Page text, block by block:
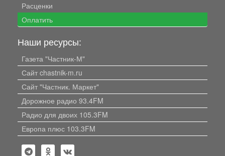
Расценки
Оплатить
Наши ресурсы:
Газета "Частник-М"
Сайт chastnik-m.ru
Сайт "Частник. Маркет"
Дорожное радио 93.4FM
Радио для двоих 105.3FM
Европа плюс 103.3FM